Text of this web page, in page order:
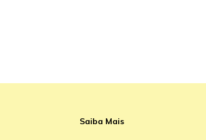
Saiba Mais